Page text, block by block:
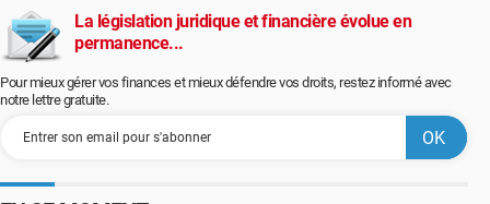
La législation juridique et financière évolue en
permanence...
Pour mieux gérer vos finances et mieux défendre vos droits, restez informé avec
notre lettre gratuite.